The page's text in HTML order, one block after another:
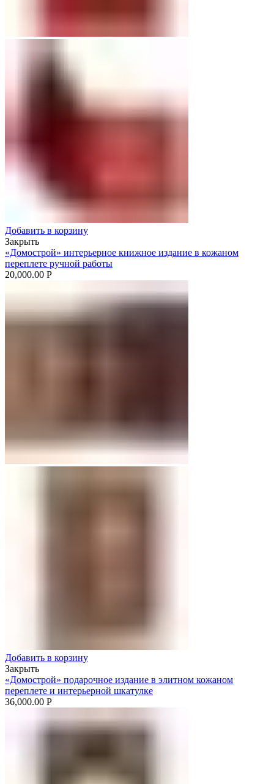
Добавить в корзину
Закрыть
«Домострой» интерьерное книжное издание в кожаном
переплете ручной работы
20,000.00 Р
Добавить в корзину
Закрыть
«Домострой» подарочное издание в элитном кожаном
переплете и интерьерной шкатулке
36,000.00 Р